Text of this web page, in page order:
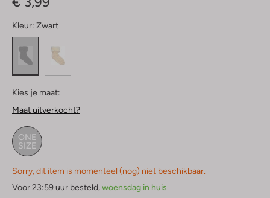
Kleur: Zwart
Kies je maat:
Maat uitverkocht?
ONE
SIZE
Sorry, dit item is momenteel (nog) niet beschikbaar.
Voor 23:59 uur besteld,woensdag in huis